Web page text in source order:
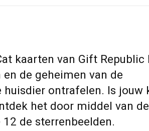
kaarten van Gift Republic
de geheimen van de
ontrafelen. Is jouw
het door middel van
de sterrenbeelden.